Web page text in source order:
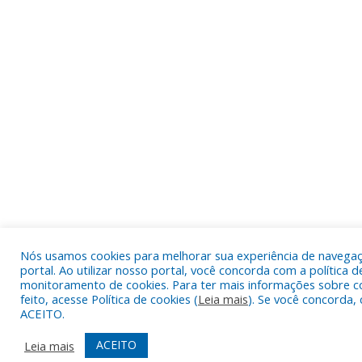
Nós usamos cookies para melhorar sua experiência de
portal. Ao utilizar nosso portal, você concorda com a política
monitoramento de cookies. Para ter mais informações sobre
feito, acesse Política de cookies (Leia mais). Se você concorda,
ACEITO.
Leia mais
ACEITO